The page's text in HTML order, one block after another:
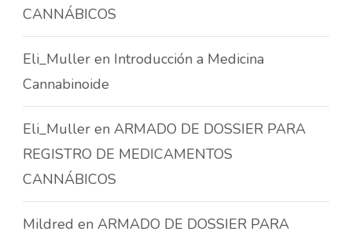
CANNÁBICOS
Eli_Muller en Introducción a Medicina
Cannabinoide
Eli_Muller en ARMADO DE DOSSIER PARA
REGISTRO DE MEDICAMENTOS
CANNÁBICOS
Mildred en ARMADO DE DOSSIER PARA